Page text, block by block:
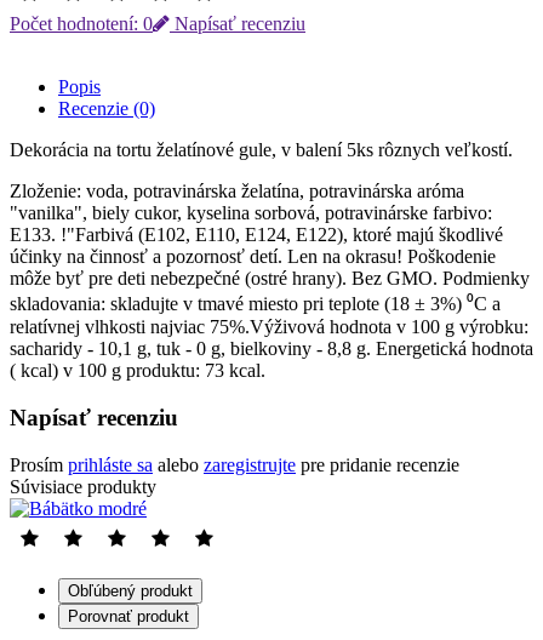
Počet hodnotení: 0 Napísať recenziu
Popis
Recenzie (0)
Dekorácia na tortu želatínové gule, v balení 5ks rôznych veľkostí.
Zloženie: voda, potravinárska želatína, potravinárska aróma
"vanilka", biely cukor, kyselina sorbová, potravinárske farbivo:
Е133. !"Farbivá (Е102, Е110, Е124, Е122), ktoré majú škodlivé
účinky na činnosť a pozornosť detí. Len na okrasu! Poškodenie
môže byť pre deti nebezpečné (ostré hrany). Bez GMO. Podmienky
skladovania: skladujte v tmavé miesto pri teplote (18 ± 3%) ⁰С a
relatívnej vlhkosti najviac 75%.Výživová hodnota v 100 g výrobku:
sacharidy - 10,1 g, tuk - 0 g, bielkoviny - 8,8 g. Energetická hodnota
( kcal) v 100 g produktu: 73 kcal.
Napísať recenziu
Prosím prihláste sa alebo zaregistrujte pre pridanie recenzie
Súvisiace produkty
Obľúbený produkt
Porovnať produkt